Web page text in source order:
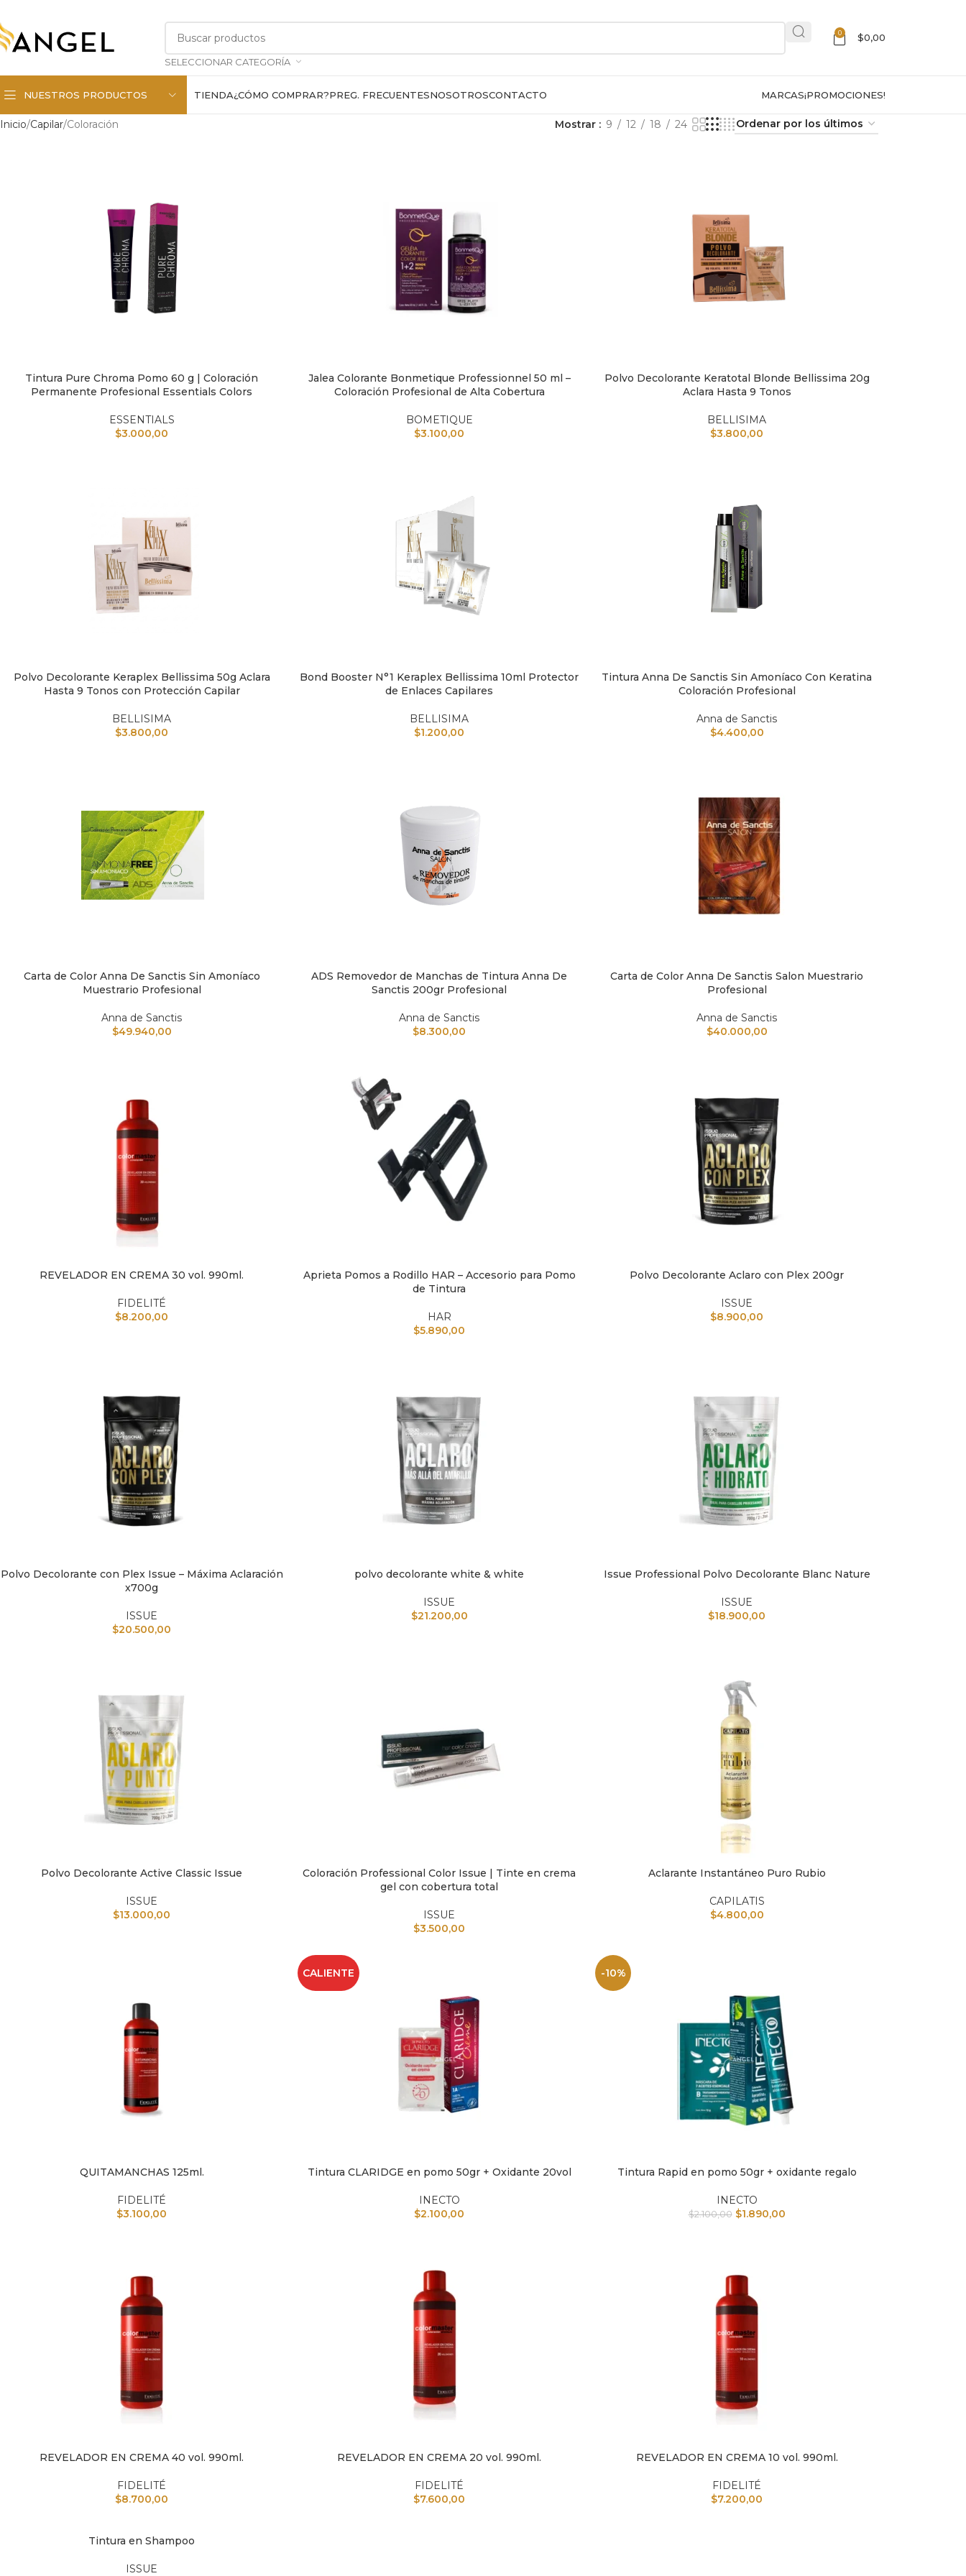
SELECCIONAR CATEGORÍA
0 $0,00
NUESTROS PRODUCTOS TIENDA¿CÓMO COMPRAR?PREG. FRECUENTESNOSOTROSCONTACTO MARCAS¡PROMOCIONES!
Inicio Capilar Coloración Mostrar 9 12 18 24
AÑADIR AL CARRITO
Tintura Pure Chroma Pomo 60 g | Coloración
Permanente Profesional Essentials Colors
ESSENTIALS
$3.000,00
AÑADIR AL CARRITO
Jalea Colorante Bonmetique Professionnel 50 ml –
Coloración Profesional de Alta Cobertura
BOMETIQUE
$3.100,00
AÑADIR AL CARRITO
Polvo Decolorante Keratotal Blonde Bellissima 20g
Aclara Hasta 9 Tonos
BELLISIMA
$3.800,00
AÑADIR AL CARRITO
Polvo Decolorante Keraplex Bellissima 50g Aclara
Hasta 9 Tonos con Protección Capilar
BELLISIMA
$3.800,00
AÑADIR AL CARRITO
Bond Booster N°1 Keraplex Bellissima 10ml Protector
de Enlaces Capilares
BELLISIMA
$1.200,00
AÑADIR AL CARRITO
Tintura Anna De Sanctis Sin Amoníaco Con Keratina
Coloración Profesional
Anna de Sanctis
$4.400,00
AÑADIR AL CARRITO
Carta de Color Anna De Sanctis Sin Amoníaco
Muestrario Profesional
Anna de Sanctis
$49.940,00
AÑADIR AL CARRITO
ADS Removedor de Manchas de Tintura Anna De
Sanctis 200gr Profesional
Anna de Sanctis
$8.300,00
AÑADIR AL CARRITO
Carta de Color Anna De Sanctis Salon Muestrario
Profesional
Anna de Sanctis
$40.000,00
AÑADIR AL CARRITO
REVELADOR EN CREMA 30 vol. 990ml.
FIDELITÉ
$8.200,00
AÑADIR AL CARRITO
Aprieta Pomos a Rodillo HAR – Accesorio para Pomo
de Tintura
HAR
$5.890,00
AÑADIR AL CARRITO
Polvo Decolorante Aclaro con Plex 200gr
ISSUE
$8.900,00
AÑADIR AL CARRITO
Polvo Decolorante con Plex Issue – Máxima Aclaración
x700g
ISSUE
$20.500,00
AÑADIR AL CARRITOpolvo decolorante white & white
ISSUE
$21.200,00
AÑADIR AL CARRITO
Issue Professional Polvo Decolorante Blanc Nature
ISSUE
$18.900,00
AÑADIR AL CARRITO
Polvo Decolorante Active Classic Issue
ISSUE
$13.000,00
AÑADIR AL CARRITO
Coloración Professional Color Issue | Tinte en crema
gel con cobertura total
ISSUE
$3.500,00
AÑADIR AL CARRITOAclarante Instantáneo Puro Rubio
CAPILATIS
$4.800,00
AÑADIR AL CARRITOQUITAMANCHAS 125ml.
FIDELITÉ
$3.100,00
CALIENTE
AÑADIR AL CARRITO
Tintura CLARIDGE en pomo 50gr + Oxidante 20vol
INECTO
$2.100,00
-10%
AÑADIR AL CARRITO
Tintura Rapid en pomo 50gr + oxidante regalo
INECTO
$2.100,00 $1.890,00
AÑADIR AL CARRITO
REVELADOR EN CREMA 40 vol. 990ml.
FIDELITÉ
$8.700,00
AÑADIR AL CARRITO
REVELADOR EN CREMA 20 vol. 990ml.
FIDELITÉ
$7.600,00
AÑADIR AL CARRITO
REVELADOR EN CREMA 10 vol. 990ml.
FIDELITÉ
$7.200,00
AÑADIR AL CARRITOTintura en Shampoo
ISSUE